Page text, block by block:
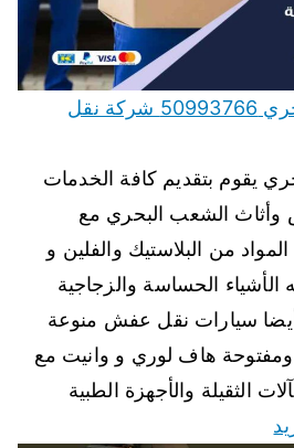
نقل عفش الشعب البحري 50993766 شركة نقل
يقوم بتقديم كافة الخدمات
الشعب البحري مع
من البلاستيك والفلين و
الأشياء الحساسة والزجاجية
أيضا سيارات نقل عفش منوعة
هاف لوري و وانيت مع
الثقيلة والأجهزة الطبية